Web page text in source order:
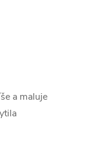
a maluje